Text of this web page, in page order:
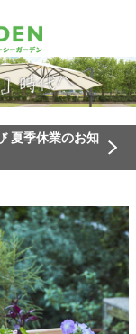
夏季休業のお知